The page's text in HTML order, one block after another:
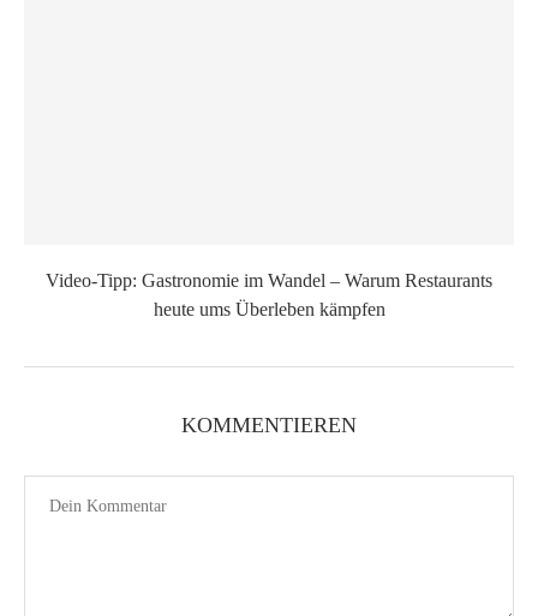
Video-Tipp: Gastronomie im Wandel – Warum Restaurants
heute ums Überleben kämpfen
KOMMENTIEREN